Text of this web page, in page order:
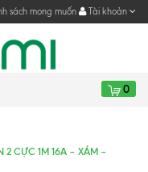
sách mong muốn Tài khoản
0
CỰC 1M 16A – XÁM –